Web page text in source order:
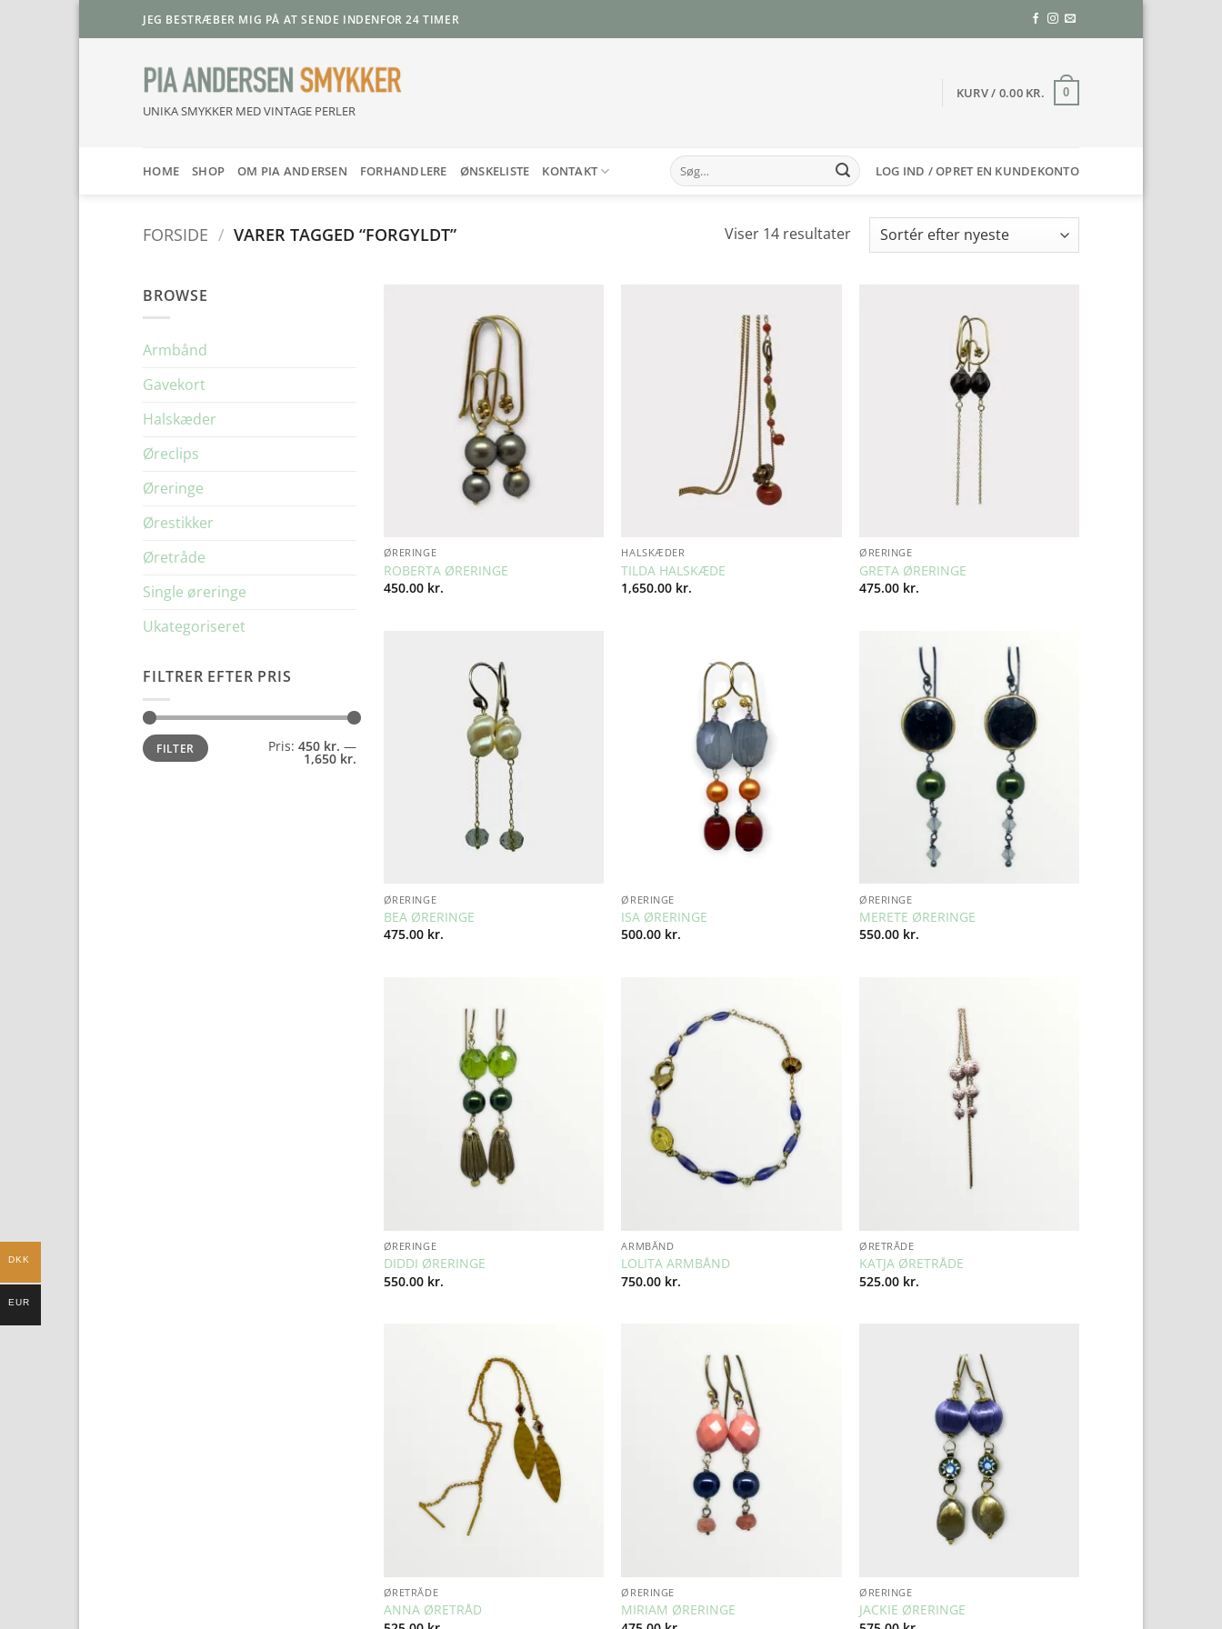
JEG BESTRÆBER MIG PÅ AT SENDE INDENFOR 24 TIMER
UNIKA SMYKKER MED VINTAGE PERLER
KURV / 0.00 KR. 0
HOME SHOP OM PIA ANDERSEN FORHANDLERE ØNSKELISTE KONTAKT
Søg
efter:
LOG IND / OPRET EN KUNDEKONTO
FORSIDE / VARER TAGGED “FORGYLDT” Viser 14 resultaterSorteret
efter
BROWSE
Armbånd
Gavekort
Halskæder
Øreclips
Øreringe
Ørestikker
Øretråde
Single øreringe
Ukategoriseret
FILTRER EFTER PRIS
Mindste
pris
Højeste
prisFILTER Pris: 450 kr. —
1,650 kr.
ØRERINGE
ROBERTA ØRERINGE
450.00 kr.
HALSKÆDER
TILDA HALSKÆDE
1,650.00 kr.
ØRERINGE
GRETA ØRERINGE
475.00 kr.
ØRERINGE
BEA ØRERINGE
475.00 kr.
ØRERINGE
ISA ØRERINGE
500.00 kr.
ØRERINGE
MERETE ØRERINGE
550.00 kr.
ØRERINGE
DIDDI ØRERINGE
550.00 kr.
ARMBÅND
LOLITA ARMBÅND
750.00 kr.
ØRETRÅDE
KATJA ØRETRÅDE
525.00 kr.
ØRETRÅDE
ANNA ØRETRÅD
ØRERINGE
MIRIAM ØRERINGE
ØRERINGE
JACKIE ØRERINGE
DKK
EUR